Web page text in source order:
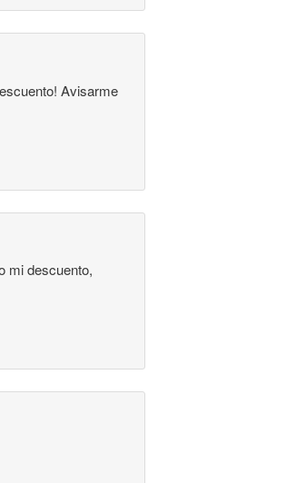
Avisarme
mi descuento,